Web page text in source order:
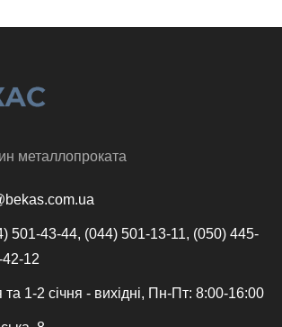
металлопроката
501-43-44, (044) 501-13-11, (050) 445-
12
та 1-2 січня - вихідні, Пн-Пт: 8:00-16:00